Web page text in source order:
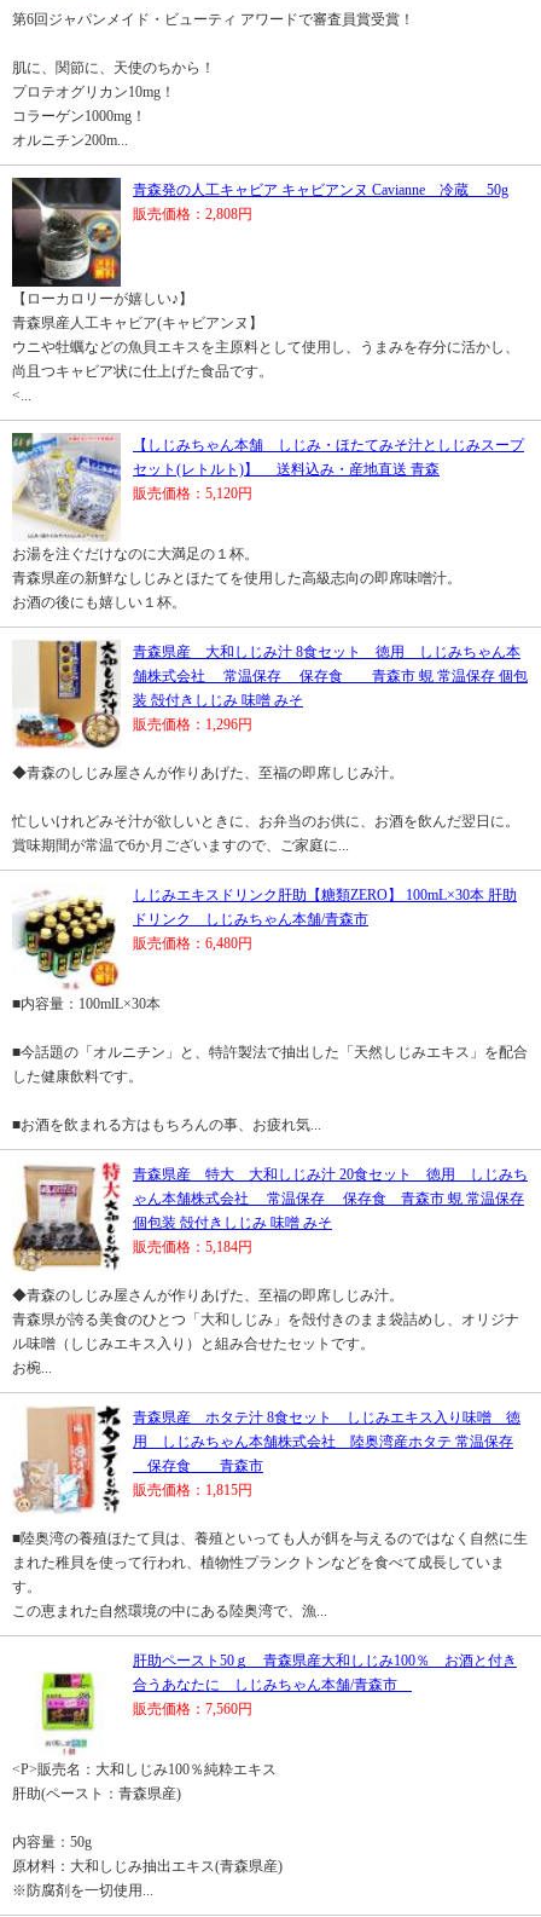
第6回ジャパンメイド・ビューティ アワードで審査員賞受賞！
肌に、関節に、天使のちから！
プロテオグリカン10mg！
コラーゲン1000mg！
オルニチン200m...
青森発の人工キャビア キャビアンヌ Cavianne 冷蔵 50g
販売価格：2,808円
【ローカロリーが嬉しい♪】
青森県産人工キャビア(キャビアンヌ】
ウニや牡蠣などの魚貝エキスを主原料として使用し、うまみを存分に活かし、
尚且つキャビア状に仕上げた食品です。
<...
【しじみちゃん本舗 しじみ・ほたてみそ汁としじみスープ
セット(レトルト)】 送料込み・産地直送 青森
販売価格：5,120円
お湯を注ぐだけなのに大満足の１杯。
青森県産の新鮮なしじみとほたてを使用した高級志向の即席味噌汁。
お酒の後にも嬉しい１杯。
青森県産 大和しじみ汁 8食セット 徳用 しじみちゃん本
舗株式会社 常温保存 保存食 青森市 蜆 常温保存 個包
装 殻付きしじみ 味噌 みそ
販売価格：1,296円
◆青森のしじみ屋さんが作りあげた、至福の即席しじみ汁。
忙しいけれどみそ汁が欲しいときに、お弁当のお供に、お酒を飲んだ翌日に。
賞味期間が常温で6か月ございますので、ご家庭に...
しじみエキスドリンク肝助【糖類ZERO】 100mL×30本 肝助
ドリンク しじみちゃん本舗/青森市
販売価格：6,480円
■内容量：100mlL×30本
■今話題の「オルニチン」と、特許製法で抽出した「天然しじみエキス」を配合
した健康飲料です。
■お酒を飲まれる方はもちろんの事、お疲れ気...
青森県産 特大 大和しじみ汁 20食セット 徳用 しじみち
ゃん本舗株式会社 常温保存 保存食 青森市 蜆 常温保存
個包装 殻付きしじみ 味噌 みそ
販売価格：5,184円
◆青森のしじみ屋さんが作りあげた、至福の即席しじみ汁。
青森県が誇る美食のひとつ「大和しじみ」を殻付きのまま袋詰めし、オリジナ
ル味噌（しじみエキス入り）と組み合せたセットです。
お椀...
青森県産 ホタテ汁 8食セット しじみエキス入り味噌 徳
用 しじみちゃん本舗株式会社 陸奥湾産ホタテ 常温保存
保存食 青森市
販売価格：1,815円
■陸奥湾の養殖ほたて貝は、養殖といっても人が餌を与えるのではなく自然に生
まれた稚貝を使って行われ、植物性プランクトンなどを食べて成長していま
す。
この恵まれた自然環境の中にある陸奥湾で、漁...
肝助ペースト50ｇ 青森県産大和しじみ100％ お酒と付き
合うあなたに しじみちゃん本舗/青森市
販売価格：7,560円
<P>販売名：大和しじみ100％純粋エキス
肝助(ペースト：青森県産)
内容量：50g
原材料：大和しじみ抽出エキス(青森県産)
※防腐剤を一切使用...